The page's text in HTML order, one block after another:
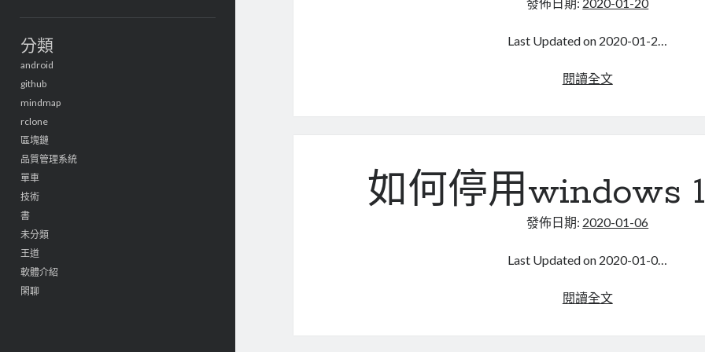
分類
android
github
mindmap
rclone
區塊鏈
品質管理系統
單車
技術
書
未分類
王道
軟體介紹
閑聊
同
登
功
Last Updated on 2020-01-2…
閱讀全文CentOS
碟
區
UUID
如何停用windows
發佈日期: 2020-01-06
Last Updated on 2020-01-0…
閱讀全文如